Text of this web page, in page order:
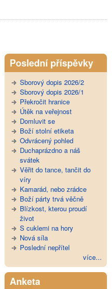
Poslední příspěvky
Sborový dopis 2026/2
Sborový dopis 2026/1
Překročit hranice
Útěk na veřejnost
Domluvit se
Boží stolní etiketa
Odvrácený pohled
Duchaprázdno a náš
svátek
Věřit do tance, tančit do
víry
Kamarád, nebo zrádce
Boží párty trvá věčně
Blízkost, kterou proudí
život
S cuklemi na hory
Nová síla
Poslední nepřítel
více...
Anketa